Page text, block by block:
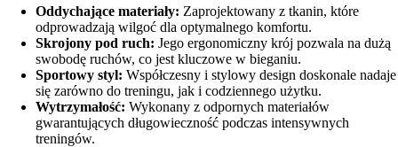
Oddychające materiały: Zaprojektowany z tkanin, które
odprowadzają wilgoć dla optymalnego komfortu.
Skrojony pod ruch: Jego ergonomiczny krój pozwala na dużą
swobodę ruchów, co jest kluczowe w bieganiu.
Sportowy styl: Współczesny i stylowy design doskonale nadaje
się zarówno do treningu, jak i codziennego użytku.
Wytrzymałość: Wykonany z odpornych materiałów
gwarantujących długowieczność podczas intensywnych
treningów.